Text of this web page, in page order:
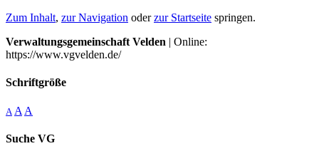
Zum Inhalt, zur Navigation oderzur Startseite springen.
Verwaltungsgemeinschaft Velden | Online:
https://www.vgvelden.de/
Schriftgröße
A A A
Suche VG